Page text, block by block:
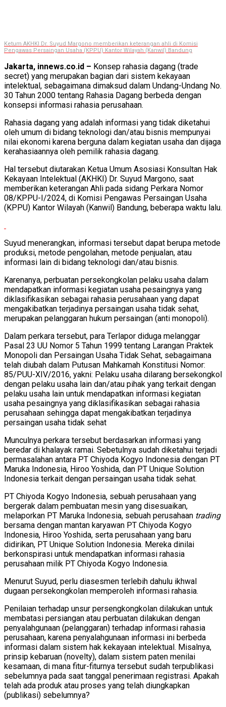
Ketum AKHKI Dr. Suyud Margono memberikan keterangan ahli di Komisi
Pengawas Persaingan Usaha (KPPU) Kantor Wilayah (Kanwil) Bandung
Jakarta, innews.co.id – Konsep rahasia dagang (trade
secret) yang merupakan bagian dari sistem kekayaan
intelektual, sebagaimana dimaksud dalam Undang-Undang No.
30 Tahun 2000 tentang Rahasia Dagang berbeda dengan
konsepsi informasi rahasia perusahaan.
Rahasia dagang yang adalah informasi yang tidak diketahui
oleh umum di bidang teknologi dan/atau bisnis mempunyai
nilai ekonomi karena berguna dalam kegiatan usaha dan dijaga
kerahasiaannya oleh pemilik rahasia dagang.
Hal tersebut diutarakan Ketua Umum Asosiasi Konsultan Hak
Kekayaan Intelektual (AKHKI) Dr. Suyud Margono, saat
memberikan keterangan Ahli pada sidang Perkara Nomor
08/KPPU-I/2024, di Komisi Pengawas Persaingan Usaha
(KPPU) Kantor Wilayah (Kanwil) Bandung, beberapa waktu lalu.
Suyud menerangkan, informasi tersebut dapat berupa metode
produksi, metode pengolahan, metode penjualan, atau
informasi lain di bidang teknologi dan/atau bisnis.
Karenanya, perbuatan persekongkolan pelaku usaha dalam
mendapatkan informasi kegiatan usaha pesaingnya yang
diklasifikasikan sebagai rahasia perusahaan yang dapat
mengakibatkan terjadinya persaingan usaha tidak sehat,
merupakan pelanggaran hukum persaingan (anti monopoli).
Dalam perkara tersebut, para Terlapor diduga melanggar
Pasal 23 UU Nomor 5 Tahun 1999 tentang Larangan Praktek
Monopoli dan Persaingan Usaha Tidak Sehat, sebagaimana
telah diubah dalam Putusan Mahkamah Konstitusi Nomor:
85/PUU-XIV/2016, yakni: Pelaku usaha dilarang bersekongkol
dengan pelaku usaha lain dan/atau pihak yang terkait dengan
pelaku usaha lain untuk mendapatkan informasi kegiatan
usaha pesaingnya yang diklasifikasikan sebagai rahasia
perusahaan sehingga dapat mengakibatkan terjadinya
persaingan usaha tidak sehat
Munculnya perkara tersebut berdasarkan informasi yang
beredar di khalayak ramai. Sebetulnya sudah diketahui terjadi
permasalahan antara PT Chiyoda Kogyo Indonesia dengan PT
Maruka Indonesia, Hiroo Yoshida, dan PT Unique Solution
Indonesia terkait dengan persaingan usaha tidak sehat.
PT Chiyoda Kogyo Indonesia, sebuah perusahaan yang
bergerak dalam pembuatan mesin yang disesuaikan,
melaporkan PT Maruka Indonesia, sebuah perusahaan trading
bersama dengan mantan karyawan PT Chiyoda Kogyo
Indonesia, Hiroo Yoshida, serta perusahaan yang baru
didirikan, PT Unique Solution Indonesia. Mereka dinilai
berkonspirasi untuk mendapatkan informasi rahasia
perusahaan milik PT Chiyoda Kogyo Indonesia.
Menurut Suyud, perlu diasesmen terlebih dahulu ikhwal
dugaan persekongkolan memperoleh informasi rahasia.
Penilaian terhadap unsur persengkongkolan dilakukan untuk
membatasi persiangan atau perbuatan dilakukan dengan
penyalahgunaan (pelanggaran) terhadap informasi rahasia
perusahaan, karena penyalahgunaan informasi ini berbeda
informasi dalam sistem hak kekayaan intelektual. Misalnya,
prinsip kebaruan (novelty), dalam sistem paten menilai
kesamaan, di mana fitur-fiturnya tersebut sudah terpublikasi
sebelumnya pada saat tanggal penerimaan registrasi. Apakah
telah ada produk atau proses yang telah diungkapkan
(publikasi) sebelumnya?